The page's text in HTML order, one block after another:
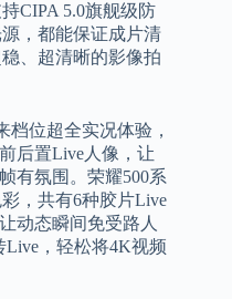
CIPA 5.0旗舰级防
，都能保证成片清
、超清晰的影像拍
档位超全实况体验，
后置Live人像，让
有氛围。荣耀500系
，共有6种胶片Live
动态瞬间免受路人
，轻松将4K视频